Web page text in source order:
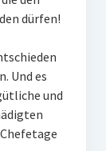
dürfen!
Und es
und